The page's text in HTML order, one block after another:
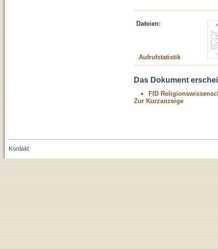
Dateien:
Aufrufstatistik
Das Dokument
FID
Zur Kurzanzeige
Kontakt